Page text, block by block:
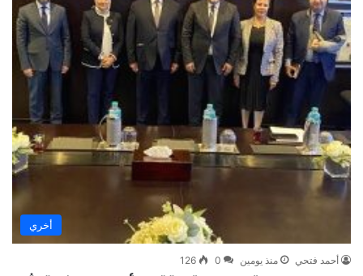
أخري
أحمد فتحي منذ يومين 0
126